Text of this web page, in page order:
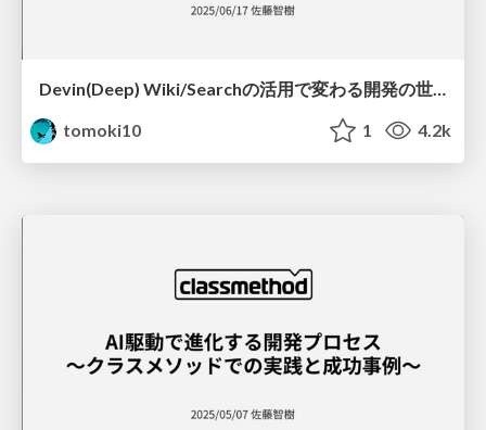
Devin(Deep) Wiki/Searchの活用で変わる開発の世界観/devin-wiki-search-impact
tomoki10
1 4.2k